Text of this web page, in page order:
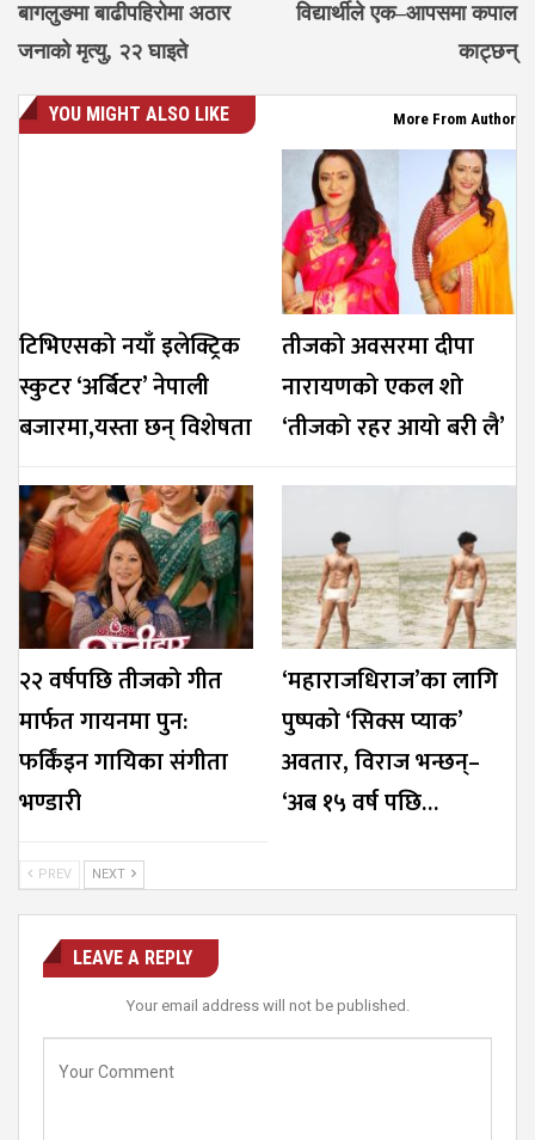
बागलुङमा बाढीपहिरोमा अठार
जनाको मृत्यु, २२ घाइते
विद्यार्थीले एक–आपसमा कपाल
काट्छन्
YOU MIGHT ALSO LIKE More From Author
टिभिएसको नयाँ इलेक्ट्रिक
स्कुटर ‘अर्बिटर’ नेपाली
बजारमा,यस्ता छन् विशेषता
तीजको अवसरमा दीपा
नारायणको एकल शो
‘तीजको रहर आयो बरी लै’
२२ वर्षपछि तीजको गीत
मार्फत गायनमा पुन:
फर्किंइन गायिका संगीता
भण्डारी
‘महाराजधिराज’का लागि
पुष्पको ‘सिक्स प्याक’
अवतार, विराज भन्छन्–
‘अब १५ वर्ष पछि…
PREV NEXT
LEAVE A REPLY
Your email address will not be published.